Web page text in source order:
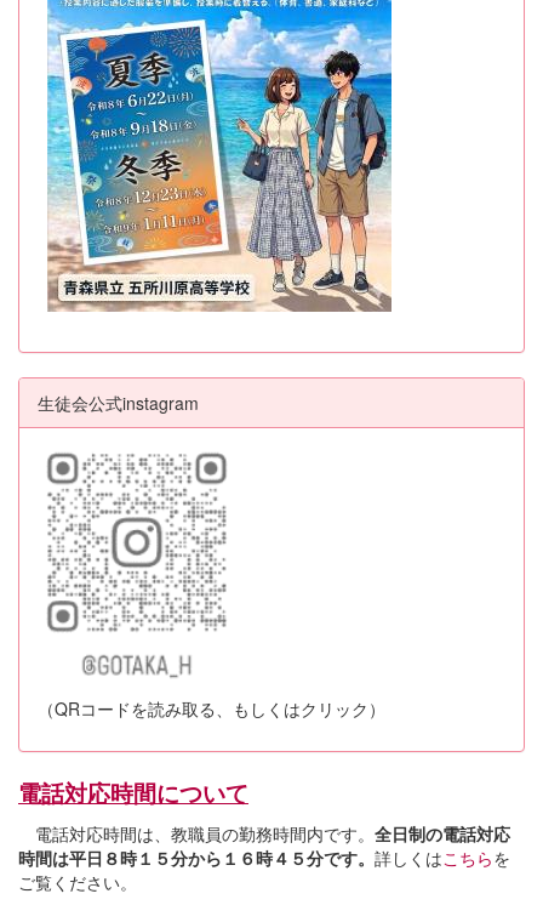
生徒会公式instagram
（QRコードを読み取る、もしくはクリック）
電話対応時間について
電話対応時間は、教職員の勤務時間内です。 全日制の電話対応
時間は平日８時１５分から１６時４５分です。 詳しくはこちらを
ご覧ください。